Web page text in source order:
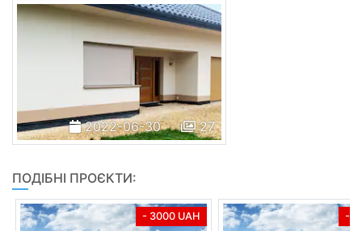
2022-06-30 27
ПОДІБНІ ПРОЄКТИ:
- 3000 UAH -